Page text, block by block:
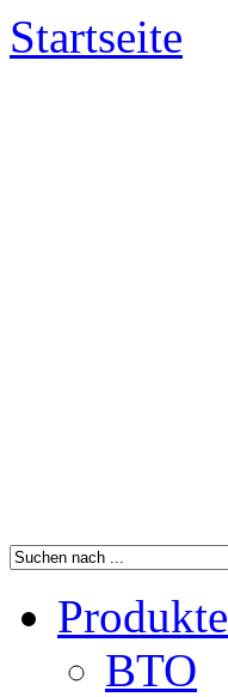
Startseite
Produkte
BTO